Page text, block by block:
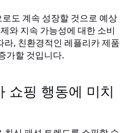
도 계속 성장할 것으로 예상
와 지속 가능성에 대한 소비
라, 친환경적인 레플리카 제품
가할 것입니다.
쇼핑 행동에 미치